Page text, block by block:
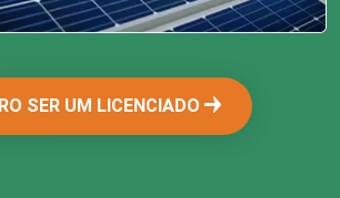
SER UM LICENCIADO